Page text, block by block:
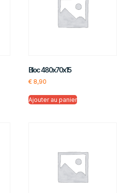
Bloc 480x70x15
€8,90
Ajouter au panier